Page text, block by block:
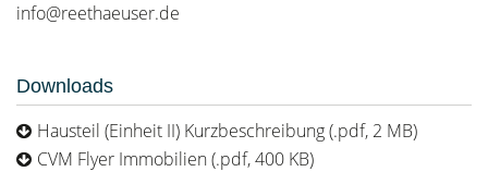
info@reethaeuser.de
Downloads
Hausteil (Einheit II) Kurzbeschreibung (.pdf, 2 MB)
CVM Flyer Immobilien (.pdf, 400 KB)